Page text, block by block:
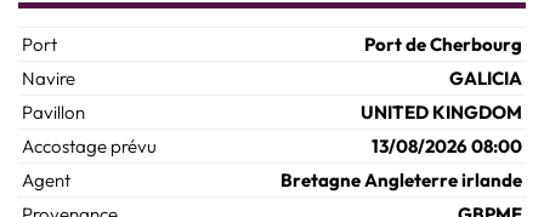
Port de Cherbourg
GALICIA
UNITED KINGDOM
13/08/2026 08:00
Bretagne Angleterre irlande